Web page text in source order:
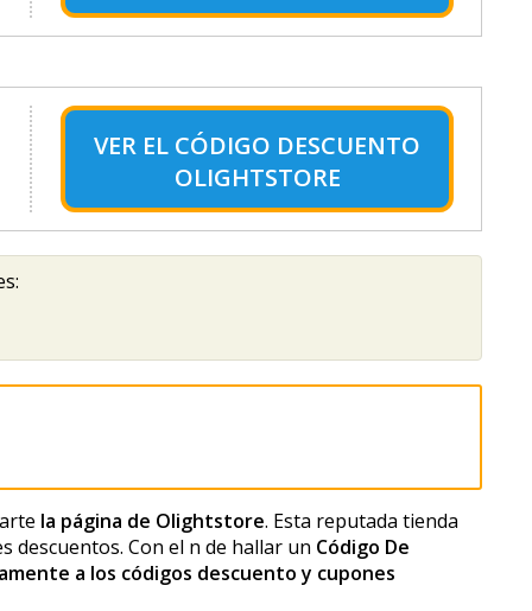
VER EL CÓDIGO DESCUENTO
OLIGHTSTORE
la página de Olightstore. Esta reputada tienda
Con el fin de hallar un Código De
a los códigos descuento y cupones